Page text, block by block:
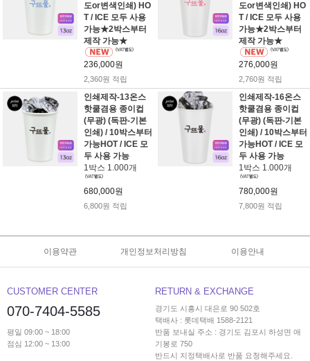
도or변색인쇄) HO
T / ICE 모두 사용
가능★2박스부터
제작 가능★
236,000원
2,360원 적립
도or변색인쇄) HO
T / ICE 모두 사용
가능★2박스부터
제작 가능★
276,000원
2,760원 적립
인쇄제작-13온스
핫쿨겸용 종이컵
(무광) (독판-기본
인쇄) / 10박스부터
가능HOT / ICE 모
두 사용 가능
1박스 1.000개
680,000원
6,800원 적립
인쇄제작-16온스
핫쿨겸용 종이컵
(무광) (독판-기본
인쇄) / 10박스부터
가능HOT / ICE 모
두 사용 가능
1박스 1.000개
780,000원
7,800원 적립
이용약관 개인정보처리방침 이용안내
CUSTOMER CENTER
070-7404-5585
평일 09:00 ~ 18:00
점심 12:00 ~ 13:00
RETURN & EXCHANGE
경기도 시흥시 대은로 90 502호
택배사 : 롯데택배 1588-2121
반품 보내실 주소 : 경기도 김포시 하성면 애
기봉로 750
반드시 지정택배사로 반품 요청해주세요.